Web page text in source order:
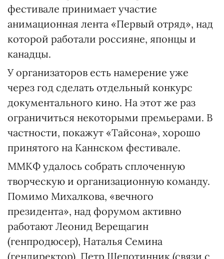
фестивале принимает участие
анимационная лента «Первый отряд», над
которой работали россияне, японцы и
канадцы.
У организаторов есть намерение уже
через год сделать отдельный конкурс
документального кино. На этот же раз
ограничиться некоторыми премьерами. В
частности, покажут «Тайсона», хорошо
принятого на Каннском фестивале.
ММКФ удалось собрать сплоченную
творческую и организационную команду.
Помимо Михалкова, «вечного
президента», над форумом активно
работают Леонид Верещагин
(генпродюсер), Наталья Семина
(гендиректор), Петр Шепотинник (связи с